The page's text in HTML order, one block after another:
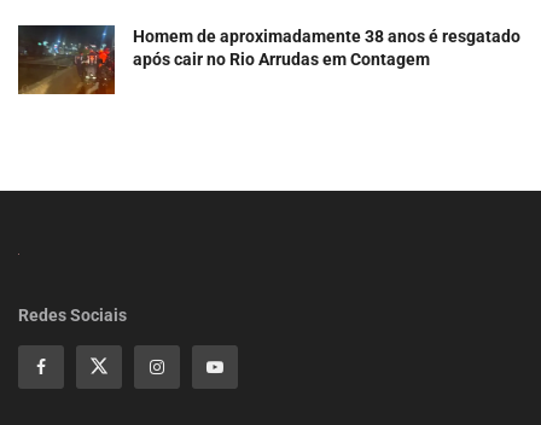
Homem de aproximadamente 38 anos é resgatado
após cair no Rio Arrudas em Contagem
Redes Sociais